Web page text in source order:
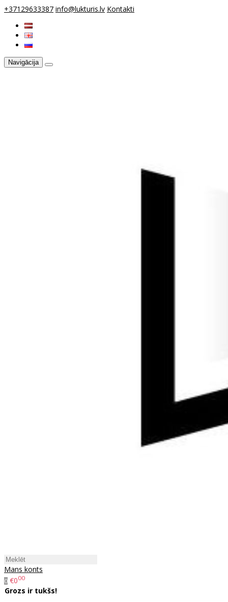
+37129633387 info@lukturis.lv Kontakti
Navigācija
Mans konts
0 €000
Grozs ir tukšs!